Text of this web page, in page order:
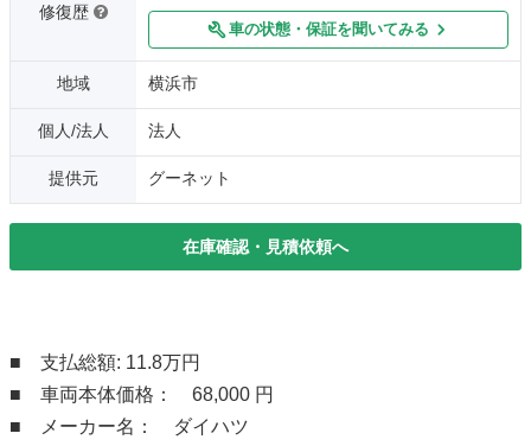
修復歴
車の状態・保証を聞いてみる
地域 横浜市
個人/法人 法人
提供元 グーネット
在庫確認・見積依頼へ
■ 支払総額: 11.8万円
■ 車両本体価格： 68,000 円
■ メーカー名： ダイハツ